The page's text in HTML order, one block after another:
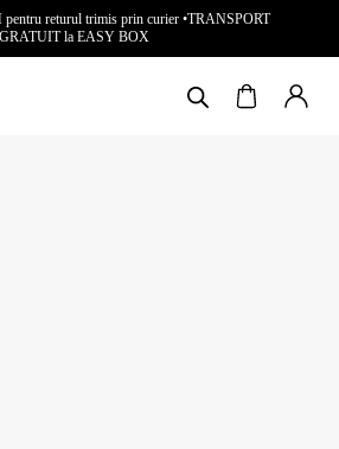
pentru returul trimis prin curier •TRANSPORT
GRATUIT la EASY BOX